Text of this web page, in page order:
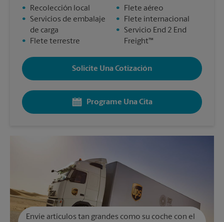
•
Recolección local
•
Servicios de embalaje
de carga
•
Flete terrestre
•
Flete aéreo
•
Flete internacional
•
Servicio End 2 End
Freight™
Solicite Una Cotización
Programe Una Cita
Envíe artículos tan grandes como su coche con el